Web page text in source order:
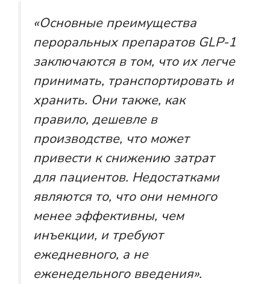
«Основные преимущества
пероральных препаратов GLP-1
заключаются в том, что их легче
принимать, транспортировать и
хранить. Они также, как
правило, дешевле в
производстве, что может
привести к снижению затрат
для пациентов. Недостатками
являются то, что они немного
менее эффективны, чем
инъекции, и требуют
ежедневного, а не
еженедельного введения».